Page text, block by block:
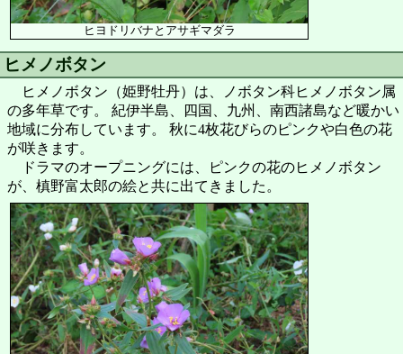
ヒヨドリバナとアサギマダラ
ヒメノボタン
ヒメノボタン（姫野牡丹）は、ノボタン科ヒメノボタン属
の多年草です。 紀伊半島、四国、九州、南西諸島など暖かい
地域に分布しています。 秋に4枚花びらのピンクや白色の花
が咲きます。
ドラマのオープニングには、ピンクの花のヒメノボタン
が、槙野富太郎の絵と共に出てきました。